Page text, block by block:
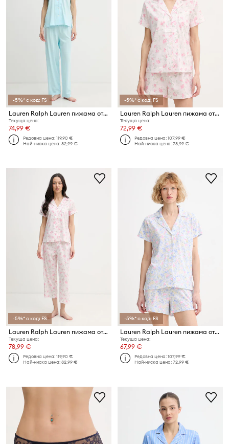
-5%* с код: FS
Lauren Ralph Lauren пижама от две части дамска с памук
Текуща цена:
74,99 €
Редовна цена:119,90 €
Най-ниска цена:82,99 €
-5%* с код: FS
Lauren Ralph Lauren пижама от две части дамска с вискоза
Текуща цена:
72,99 €
Редовна цена:107,99 €
Най-ниска цена:78,99 €
-5%* с код: FS
Lauren Ralph Lauren пижама от две части дамска с памук
Текуща цена:
78,99 €
Редовна цена:119,90 €
Най-ниска цена:82,99 €
-5%* с код: FS
Lauren Ralph Lauren пижама от две части дамски с вискоза
Текуща цена:
67,99 €
Редовна цена:107,99 €
Най-ниска цена:72,99 €